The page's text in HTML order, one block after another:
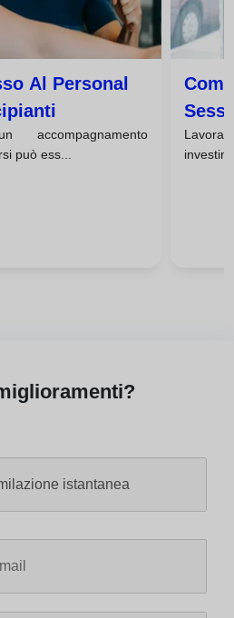
Al Personal
accompagnamento
può ess...